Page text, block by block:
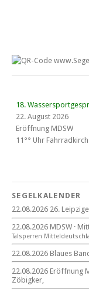
18.
22. August 2026
Eröffnung MDSW
11°° Uhr
22.
beim CYCM
für alle Segler am See
Mitteldeutsche
22. – 30. August 2026
SEGELKALENDER
22.08.2026 26.
22.08.2026 MDSW ·
Tal­sperren
22.08.2026 Blaues
22.08.2026 Eröffnung
Zöbigker,